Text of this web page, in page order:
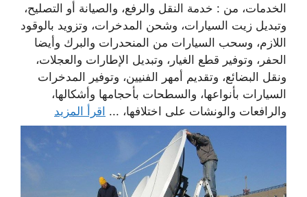
الخدمات، من : خدمة النقل والرفع، والصيانة أو التصليح،
وتبديل زيت السيارات، وشحن المدخرات، وتزويد بالوقود
اللازم، وسحب السيارات من المنحدرات والبرك وأيضا
الحفر، وتوفير قطع الغيار، وتبديل الإطارات والعجلات،
ونقل البضائع، وتقديم أمهر الفنيين، وتوفير المدخرات
السيارات بأنواعها، والسطحات بأحجامها وأشكالها،
والرافعات والونشات على اختلافها، ... اقرأ المزيد